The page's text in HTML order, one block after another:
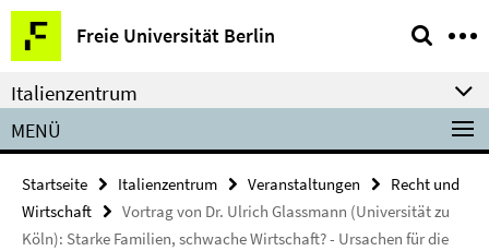
Springe
direkt
zu
Inhalt
Freie Universität Berlin
Service-
Navigation
Italienzentrum
MENÜ
Startseite Italienzentrum Veranstaltungen
Recht und
Wirtschaft
Vortrag von Dr. Ulrich Glassmann (Universität zu
Köln): Starke Familien, schwache Wirtschaft? - Ursachen für die